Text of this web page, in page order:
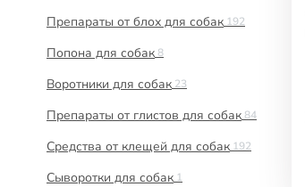
Препараты от блох для собак 192
Попона для собак 8
Воротники для собак 23
Препараты от глистов для собак 84
Средства от клещей для собак 192
Сыворотки для собак 1